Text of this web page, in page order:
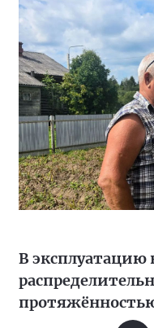
В эксплуатацию